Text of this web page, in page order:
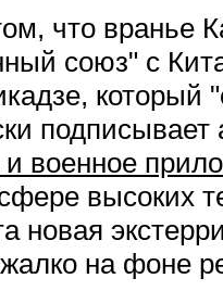
что вранье
союз" с
который
и военное
высоких
новая
на фоне